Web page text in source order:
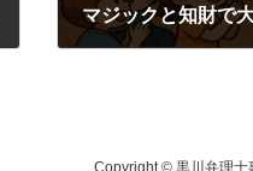
Copyright © 黒川弁理士